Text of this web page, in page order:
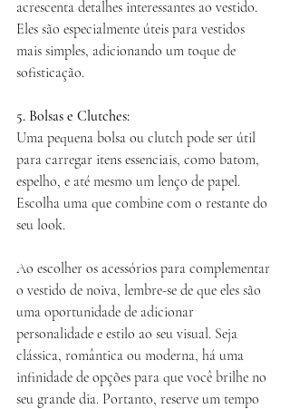
acrescenta detalhes interessantes ao vestido.
Eles são especialmente úteis para vestidos
mais simples, adicionando um toque de
sofisticação.
5. Bolsas e Clutches:
Uma pequena bolsa ou clutch pode ser útil
para carregar itens essenciais, como batom,
espelho, e até mesmo um lenço de papel.
Escolha uma que combine com o restante do
seu look.
Ao escolher os acessórios para complementar
o vestido de noiva, lembre-se de que eles são
uma oportunidade de adicionar
personalidade e estilo ao seu visual. Seja
clássica, romântica ou moderna, há uma
infinidade de opções para que você brilhe no
seu grande dia. Portanto, reserve um tempo